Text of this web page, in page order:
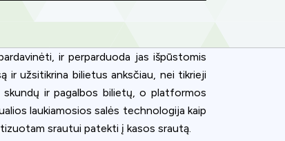
ir perparduoda jas išpūstomis
ir užsitikrina bilietus anksčiau, nei tikrieji
ir pagalbos bilietų, o platformos
laukiamosios salės technologija kaip
srautui patekti į kasos srautą.
can